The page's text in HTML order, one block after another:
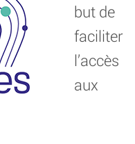
but de
faciliter
l’accès
aux